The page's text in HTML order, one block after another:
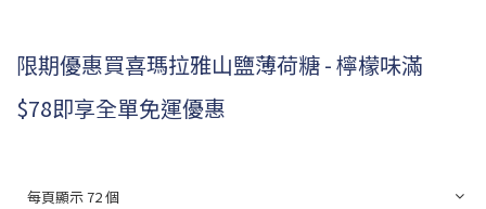
限期優惠買喜瑪拉雅山鹽薄荷糖 - 檸檬味滿
$78即享全單免運優惠
每頁顯示 72 個